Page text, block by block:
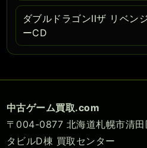
ダブルドラゴンIIザ リベン
ーCD
中古ゲーム買取.com
〒004-0877 北海道札幌市清
タビルD棟 買取センター